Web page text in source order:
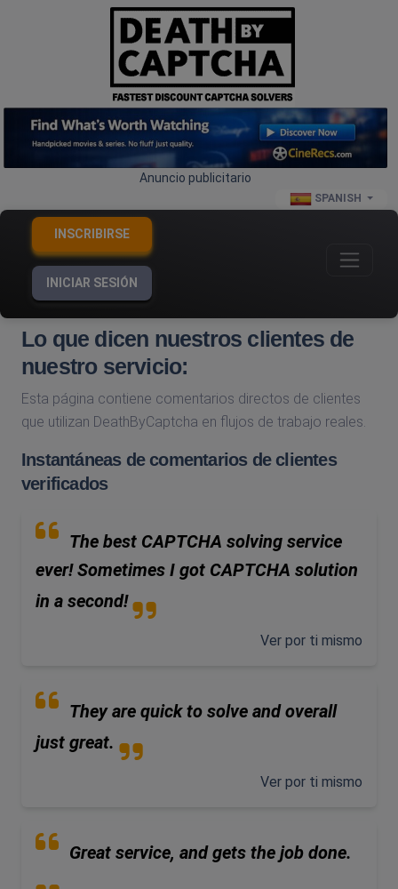
Anuncio publicitario
SPANISH
INSCRIBIRSE
INICIAR SESIÓN
Lo que dicen nuestros clientes de
nuestro servicio:
Esta página contiene comentarios directos de clientes
que utilizan DeathByCaptcha en flujos de trabajo reales.
Instantáneas de comentarios de clientes
verificados
The best CAPTCHA solving service
ever! Sometimes I got CAPTCHA solution
in a second!
Ver por ti mismo
They are quick to solve and overall
just great.
Ver por ti mismo
Great service, and gets the job done.